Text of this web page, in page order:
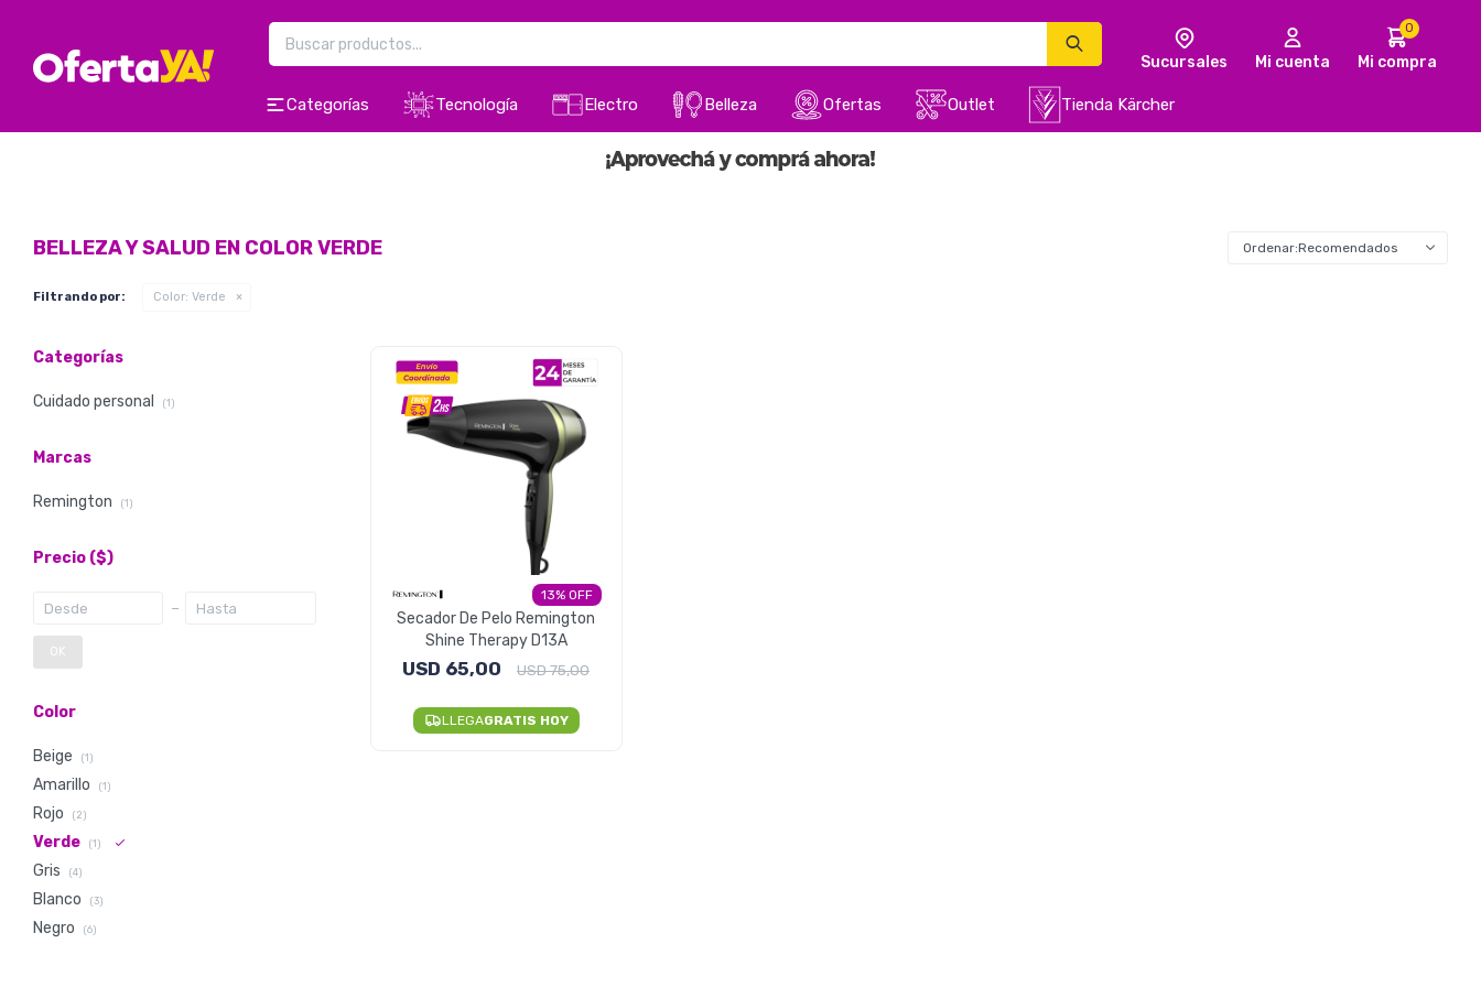
Categorías Tecnología Electro Belleza Ofertas Outlet Tienda Kärcher
0
BELLEZA Y SALUD EN COLOR VERDE Recomendados
Filtrando por: Color: Verde
13
Secador De Pelo Remington
Shine Therapy D13A
USD 65,00 USD75,00
LLEGAGRATIS HOY
Categorías
Cuidado personal (1)
Marcas
Remington (1)
Precio ($)
OK
Color
Beige (1)
Amarillo (1)
Rojo (2)
Verde (1)
Gris (4)
Blanco (3)
Negro (6)